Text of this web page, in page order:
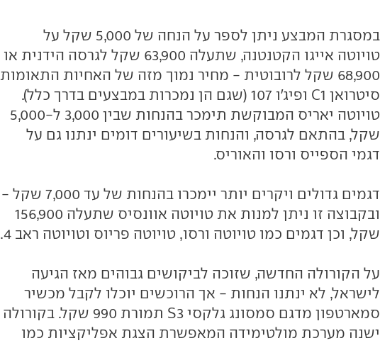
במסגרת המבצע ניתן לספר על הנחה של 5,000 שקל על
טויוטה אייגו הקטנטנה, שתעלה 63,900 שקל לגרסה הידנית או
68,900 שקל לרובוטית - מחיר נמוך מזה של האחיות התאומות
סיטרואן C1 ופיג'ו 107 (שגם הן נמכרות במבצעים בדרך כלל).
טויוטה יאריס המבוקשת תימכר בהנחות שבין 3,000 ל-5,000
שקל, בהתאם לגרסה, והנחות בשיעורים דומים ינתנו גם על
דגמי הספייס ורסו והאוריס.
דגמים גדולים ויקרים יותר יימכרו בהנחות של עד 7,000 שקל -
ובקבוצה זו ניתן למנות את טויוטה אוונסיס שתעלה 156,900
שקל, וכן דגמים כמו טויוטה ורסו, טויוטה פריוס וטויוטה ראב 4.
על הקורולה החדשה, שזוכה לביקושים גבוהים מאז הגיעה
לישראל, לא ינתנו הנחות - אך הרוכשים יוכלו לקבל מכשיר
סמארטפון מדגם סמסונג גלקסי S3 תמורת 990 שקל. בקורולה
ישנה מערכת מולטימידה המאפשרת הצגת אפליקציות כמו